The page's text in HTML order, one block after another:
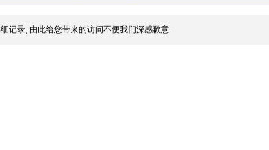
记录, 由此给您带来的访问不便我们深感歉意.